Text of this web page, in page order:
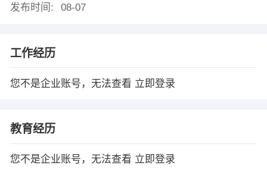
发布时间:
08-07
工作经历
您不是企业账号，无法查看 立即登录
教育经历
您不是企业账号，无法查看 立即登录